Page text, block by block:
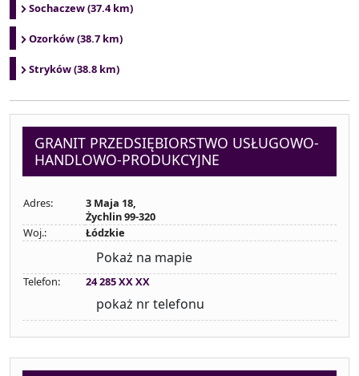
Sochaczew (37.4 km)
Ozorków (38.7 km)
Stryków (38.8 km)
GRANIT PRZEDSIĘBIORSTWO USŁUGOWO-
HANDLOWO-PRODUKCYJNE
Adres:
3 Maja 18,
Żychlin 99-320
Woj.:
Łódzkie
Pokaż na mapie
Telefon: 24 285 XX XX
pokaż nr telefonu